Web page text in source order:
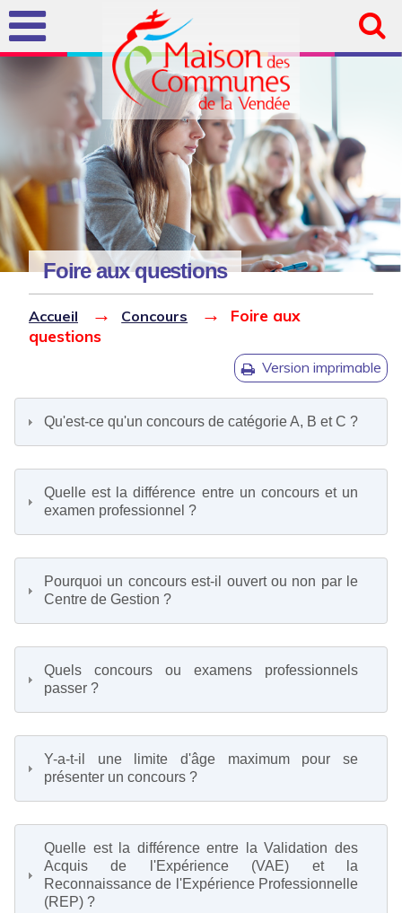
Aller au
contenu
principal
Foire aux questions
Vous êtes ici
Version imprimable
Qu'est-ce qu'un concours de catégorie A, B et C ?
Quelle est la différence entre un concours et un
examen professionnel ?
Pourquoi un concours est-il ouvert ou non par le
Centre de Gestion ?
Quels concours ou examens professionnels
passer ?
Y-a-t-il une limite d'âge maximum pour se
présenter un concours ?
Quelle est la différence entre la Validation des
Acquis de l'Expérience (VAE) et la
Reconnaissance de l'Expérience Professionnelle
(REP) ?